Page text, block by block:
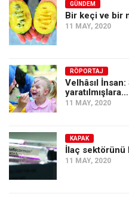
GÜNDEM
Bir keçi ve bir
11 MAY, 2020
RÖPORTAJ
Velhâsıl
yaratılmışlara…
11 MAY, 2020
KAPAK
İlaç sektörünü
11 MAY, 2020